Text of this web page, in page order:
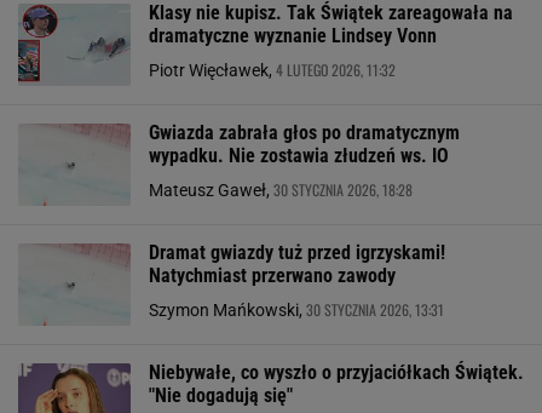
Klasy nie kupisz. Tak Świątek zareagowała na
dramatyczne wyznanie Lindsey Vonn
Piotr Więcławek, 4 LUTEGO 2026, 11:32
Gwiazda zabrała głos po dramatycznym
wypadku. Nie zostawia złudzeń ws. IO
Mateusz Gaweł, 30 STYCZNIA 2026, 18:28
Dramat gwiazdy tuż przed igrzyskami!
Natychmiast przerwano zawody
Szymon Mańkowski, 30 STYCZNIA 2026, 13:31
Niebywałe, co wyszło o przyjaciółkach Świątek.
"Nie dogadują się"